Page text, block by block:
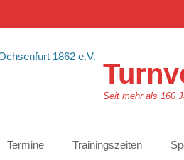
Seit mehr als 160
Termine Trainingszeiten